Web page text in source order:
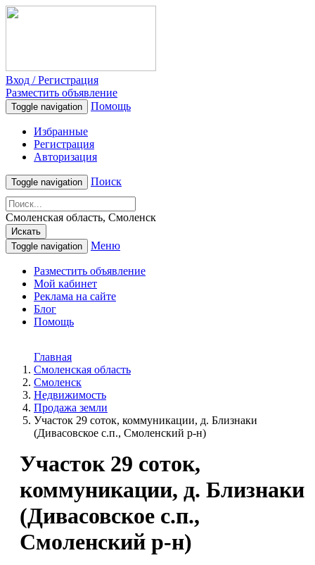
Вход / Регистрация
Разместить объявление
Toggle navigation Помощь
Избранные
Регистрация
Авторизация
Toggle navigation Поиск
Смоленская область, Смоленск
Искать
Toggle navigation
Меню
Разместить объявление
Мой кабинет
Реклама на сайте
Блог
Помощь
Главная
Смоленская область
Смоленск
Недвижимость
Продажа земли
Участок 29 соток, коммуникации, д. Близнаки
(Дивасовское с.п., Смоленский р-н)
Участок 29 соток,
коммуникации, д. Близнаки
(Дивасовское с.п.,
Смоленский р-н)